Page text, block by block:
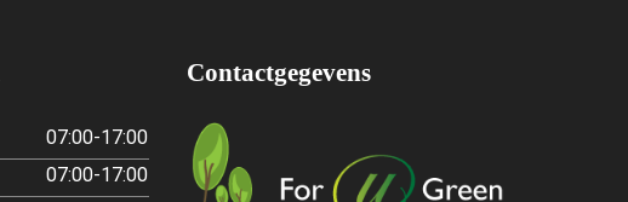
07:00-17:00
07:00-17:00
Contactgegevens